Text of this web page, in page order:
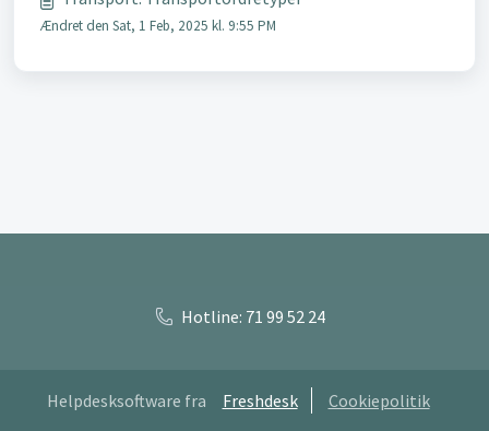
Ændret den Sat, 1 Feb, 2025 kl. 9:55 PM
Hotline: 71 99 52 24
Helpdesksoftware fra Freshdesk Cookiepolitik